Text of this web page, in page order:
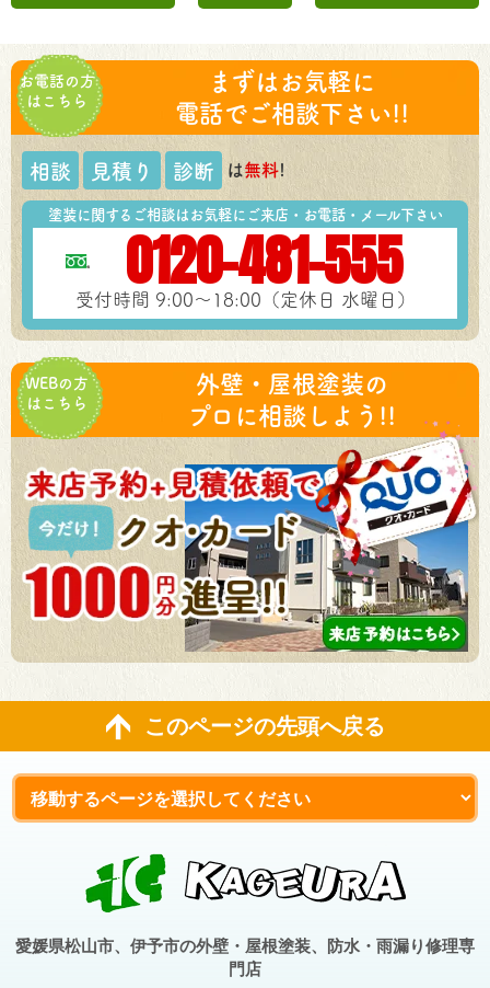
お電話の方
はこちら
まずはお気軽に
電話でご相談下さい!!
相談 見積り 診断 は無料!
塗装に関するご相談はお気軽にご来店・お電話・メール下さい
0120-481-555
受付時間 9:00～18:00（定休日 水曜日）
WEBの方
はこちら
外壁・屋根塗装の
プロに相談しよう!!
このページの先頭へ戻る
愛媛県松山市、伊予市の外壁・屋根塗装、防水・雨漏り修理専
門店